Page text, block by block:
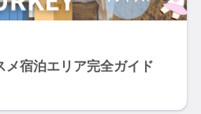
メ宿泊エリア完全ガイド